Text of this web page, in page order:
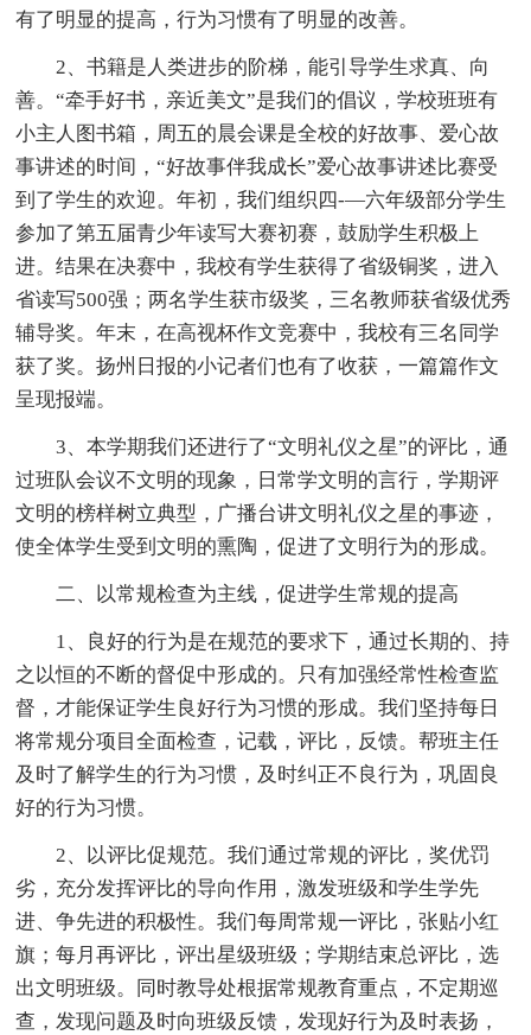
有了明显的提高，行为习惯有了明显的改善。
2、书籍是人类进步的阶梯，能引导学生求真、向
善。“牵手好书，亲近美文”是我们的倡议，学校班班有
小主人图书箱，周五的晨会课是全校的好故事、爱心故
事讲述的时间，“好故事伴我成长”爱心故事讲述比赛受
到了学生的欢迎。年初，我们组织四-—六年级部分学生
参加了第五届青少年读写大赛初赛，鼓励学生积极上
进。结果在决赛中，我校有学生获得了省级铜奖，进入
省读写500强；两名学生获市级奖，三名教师获省级优秀
辅导奖。年末，在高视杯作文竞赛中，我校有三名同学
获了奖。扬州日报的小记者们也有了收获，一篇篇作文
呈现报端。
3、本学期我们还进行了“文明礼仪之星”的评比，通
过班队会议不文明的现象，日常学文明的言行，学期评
文明的榜样树立典型，广播台讲文明礼仪之星的事迹，
使全体学生受到文明的熏陶，促进了文明行为的形成。
二、以常规检查为主线，促进学生常规的提高
1、良好的行为是在规范的要求下，通过长期的、持
之以恒的不断的督促中形成的。只有加强经常性检查监
督，才能保证学生良好行为习惯的形成。我们坚持每日
将常规分项目全面检查，记载，评比，反馈。帮班主任
及时了解学生的行为习惯，及时纠正不良行为，巩固良
好的行为习惯。
2、以评比促规范。我们通过常规的评比，奖优罚
劣，充分发挥评比的导向作用，激发班级和学生学先
进、争先进的积极性。我们每周常规一评比，张贴小红
旗；每月再评比，评出星级班级；学期结束总评比，选
出文明班级。同时教导处根据常规教育重点，不定期巡
查，发现问题及时向班级反馈，发现好行为及时表扬，